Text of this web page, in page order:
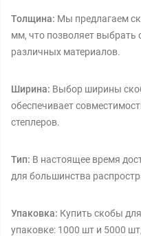
Толщина: Мы предлагаем
мм, что позволяет
различных материалов.
Ширина: Выбор ширины
обеспечивает
степлеров.
Тип: В настоящее время
для большинства
Упаковка: Купить скобы
упаковке: 1000 шт и 5000